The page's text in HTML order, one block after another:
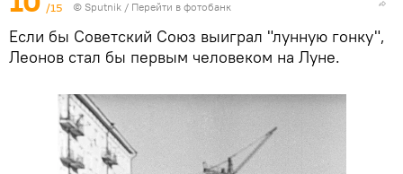
/15 © Sputnik / Перейти в фотобанк
Если бы Советский Союз выиграл "лунную гонку",
Леонов стал бы первым человеком на Луне.